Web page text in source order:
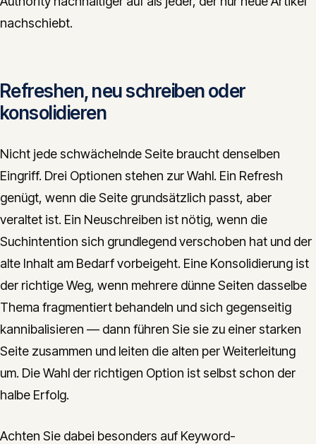
nachschiebt.
Refreshen, neu schreiben oder
konsolidieren
Nicht jede schwächelnde Seite braucht denselben
Eingriff. Drei Optionen stehen zur Wahl. Ein Refresh
genügt, wenn die Seite grundsätzlich passt, aber
veraltet ist. Ein Neuschreiben ist nötig, wenn die
Suchintention sich grundlegend verschoben hat und der
alte Inhalt am Bedarf vorbeigeht. Eine Konsolidierung ist
der richtige Weg, wenn mehrere dünne Seiten dasselbe
Thema fragmentiert behandeln und sich gegenseitig
kannibalisieren — dann führen Sie sie zu einer starken
Seite zusammen und leiten die alten per Weiterleitung
um. Die Wahl der richtigen Option ist selbst schon der
halbe Erfolg.
Achten Sie dabei besonders auf Keyword-